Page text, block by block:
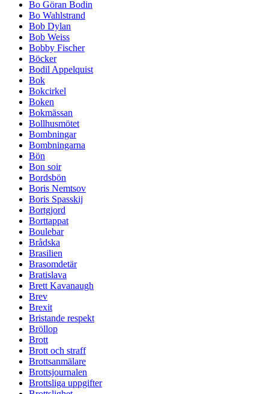
Bo Göran Bodin
Bo Wahlstrand
Bob Dylan
Bob Weiss
Bobby Fischer
Böcker
Bodil Appelquist
Bok
Bokcirkel
Boken
Bokmässan
Bollhusmötet
Bombningar
Bombningarna
Bön
Bon soir
Bordsbön
Boris Nemtsov
Boris Spasskij
Bortgjord
Borttappat
Boulebar
Brådska
Brasilien
Brasomdetär
Bratislava
Brett Kavanaugh
Brev
Brexit
Bristande respekt
Bröllop
Brott
Brott och straff
Brottsanmälare
Brottsjournalen
Brottsliga uppgifter